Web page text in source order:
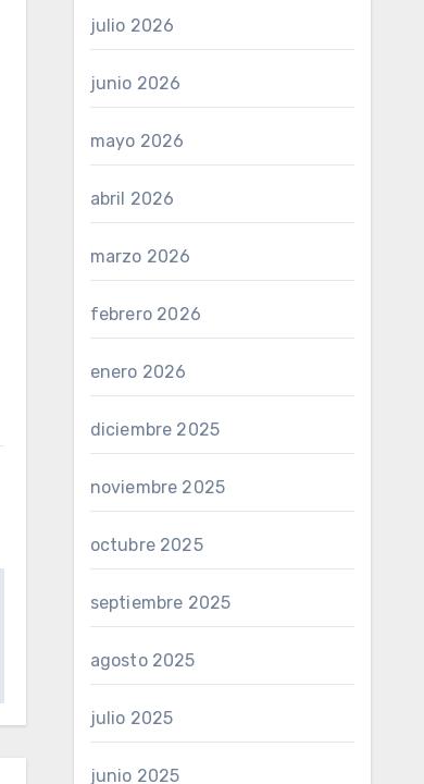
julio 2026
junio 2026
mayo 2026
abril 2026
marzo 2026
febrero 2026
enero 2026
diciembre 2025
noviembre 2025
octubre 2025
septiembre 2025
agosto 2025
julio 2025
junio 2025